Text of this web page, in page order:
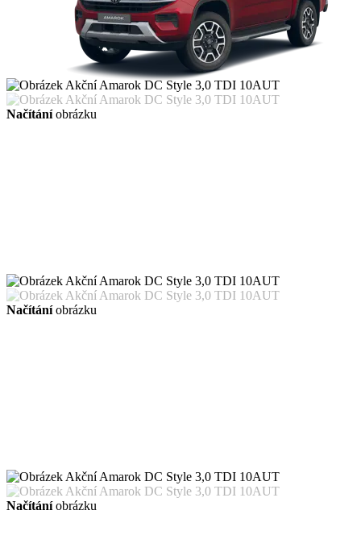
Načítáníobrázku
Načítáníobrázku
Načítáníobrázku